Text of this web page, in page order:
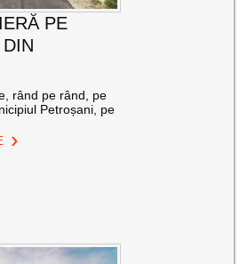
PE
rând pe rând, pe
Petroșani, pe